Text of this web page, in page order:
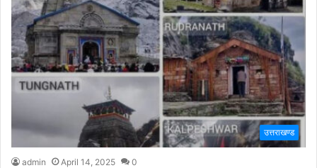
उत्तराखण्ड
admin April 14, 2025 0